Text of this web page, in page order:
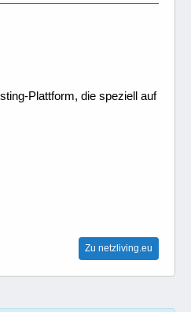
Plattform, die speziell auf
Zu netzliving.eu